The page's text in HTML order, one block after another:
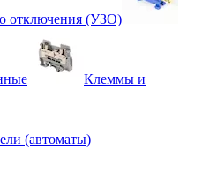
отключения (УЗО)
Клеммы и
(автоматы)